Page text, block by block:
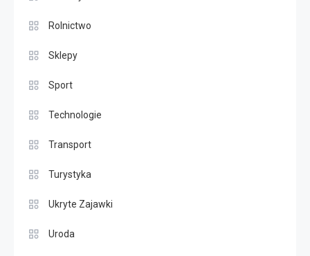
Rolnictwo
Sklepy
Sport
Technologie
Transport
Turystyka
Ukryte Zajawki
Uroda